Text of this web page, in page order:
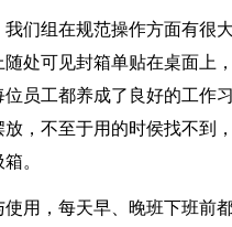
我们组在规范操作方面有很
处可见封箱单贴在桌面上
员工都养成了良好的工作
放，不至于用的时侯找不到
。
用，每天早、晚班下班前